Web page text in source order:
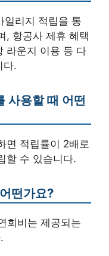
일리지 적립을 통
, 항공사 제휴 혜택
라운지 이용 등 다
다.
사용할 때 어떤
면 적립률이 2배로
할 수 있습니다.
떤가요?
회비는 제공되는